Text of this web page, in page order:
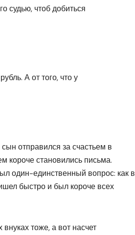
судью, чтоб добиться
А от того, что у
отправился за счастьем в
короче становились письма.
один-единственный вопрос: как в
быстро и был короче всех
тоже, а вот насчет